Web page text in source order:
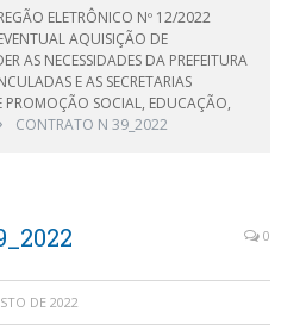
ELETRÔNICO Nº 12/2022
AQUISIÇÃO DE
AS NECESSIDADES DA PREFEITURA
E AS SECRETARIAS
PROMOÇÃO SOCIAL, EDUCAÇÃO,
CONTRATO N 39_2022
0
DE 2022